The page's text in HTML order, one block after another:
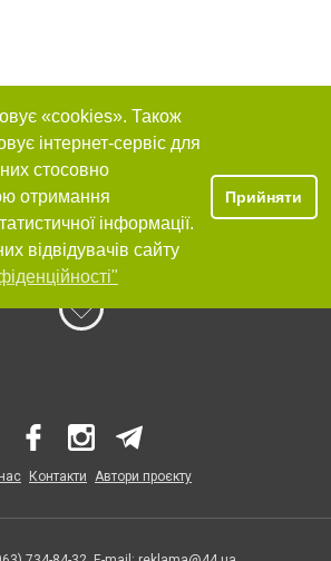
«cookies». Також
інтернет-сервіс для
стосовно
отримання
інформації.
відвідувачів сайту
Прийняти
Контакти Автори проєкту